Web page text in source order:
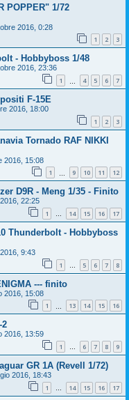
POPPER" 1/72
2016, 0:28
1 2 3
- Hobbyboss 1/48
2016, 23:36
1 4 5 6 7
F-15E
2016, 18:00
1 2 3
Tornado RAF NIKKI
2016, 15:08
1 9 10 11 12
D9R - Meng 1/35 - Finito
22:25
1 … 14 15 16 17
Thunderbolt - Hobbyboss
9:43
1 … 5 6 7 8
--- finito
2016, 15:08
1 13 14 15 16
2
2016, 13:59
1 … 6 7 8 9
GR 1A (Revell 1/72)
2016, 18:43
1 … 14 15 16 17